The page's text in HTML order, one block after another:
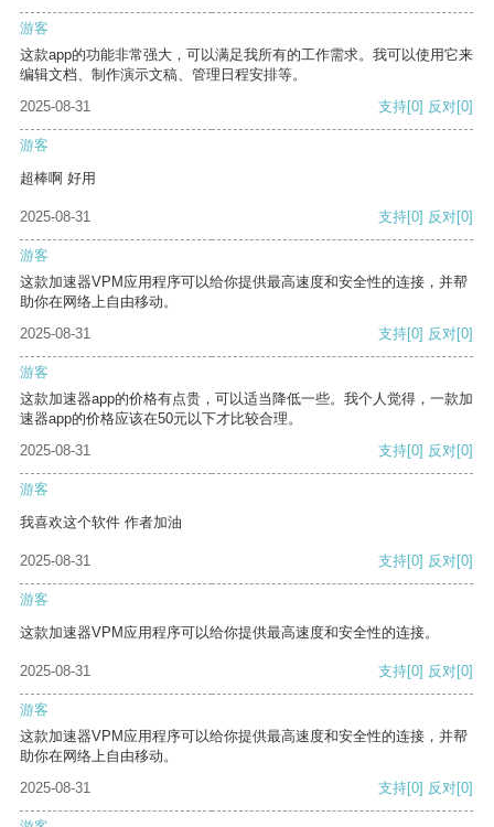
游客
这款app的功能非常强大，可以满足我所有的工作需求。我可以使用它来
编辑文档、制作演示文稿、管理日程安排等。
2025-08-31
支持[0] 反对[0]
游客
超棒啊 好用
2025-08-31 支持[0] 反对[0]
游客
这款加速器VPM应用程序可以给你提供最高速度和安全性的连接，并帮
助你在网络上自由移动。
2025-08-31
支持[0] 反对[0]
游客
这款加速器app的价格有点贵，可以适当降低一些。我个人觉得，一款加
速器app的价格应该在50元以下才比较合理。
2025-08-31
支持[0] 反对[0]
游客
我喜欢这个软件 作者加油
2025-08-31 支持[0] 反对[0]
游客
这款加速器VPM应用程序可以给你提供最高速度和安全性的连接。
2025-08-31 支持[0] 反对[0]
游客
这款加速器VPM应用程序可以给你提供最高速度和安全性的连接，并帮
助你在网络上自由移动。
2025-08-31
支持[0] 反对[0]